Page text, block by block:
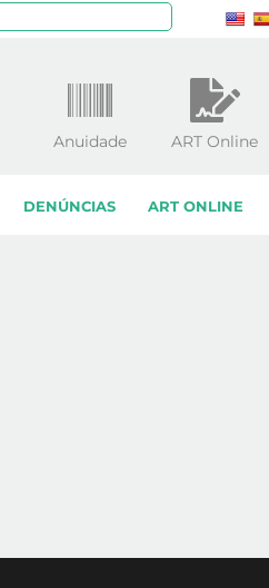
DENÚNCIAS ART ONLINE
Anuidade ART Online